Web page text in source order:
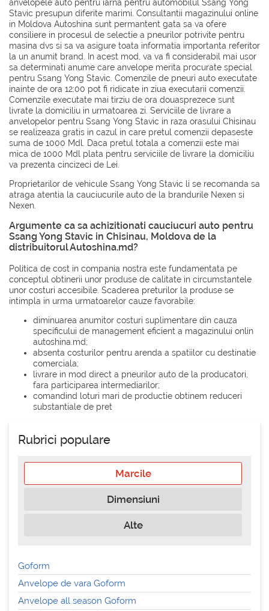
anvelopele auto pentru iarna pentru automobilul Ssang Yong
Stavic presupun diferite marimi. Consultantii magazinului online
in Moldova Autoshina sunt permantent gata sa va ofere
consiliere in procesul de selectie a pneurilor potrivite pentru
masina dvs si sa va asigure toata informatia importanta referitor
la un anumit brand. In acest mod, va va fi considerabil mai usor
sa determinati anume care anvelope merita procurate special
pentru Ssang Yong Stavic. Comenzile de pneuri auto executate
inainte de ora 12:00 pot fi ridicate in ziua executarii comenzii.
Comenzile executate mai tirziu de ora douasprezece sunt
livrate la domiciliu in urmatoarea zi. Serviciile de livrare a
anvelopelor pentru Ssang Yong Stavic in raza orasului Chisinau
se realizeaza gratis in cazul in care pretul comenzii depaseste
suma de 1000 Mdl. Daca pretul totala a comenzii este mai
mica de 1000 Mdl plata pentru serviciile de livrare la domiciliu
va prezenta cincizeci de Lei.
Proprietarilor de vehicule Ssang Yong Stavic li se recomanda sa
atraga atentia la cauciucurile auto de la brandurile Nexen si
Nexen
Argumente ca sa achizitionati cauciucuri auto pentru
Ssang Yong Stavic in Chisinau, Moldova de la
distribuitorul Autoshina.md?
Politica de cost in compania nostra este fundamentata pe
conceptul obtinerii unor produse de calitate in circumstantele
unor costuri accesibile. Scaderea preturilor la produse se
intimpla in urma urmatoarelor cauze favorabile:
diminuarea anumitor costuri suplimentare din cauza
specificului de management eficient a magazinului onlin
autoshina.md;
absenta costurilor pentru arenda a spatiilor cu destinatie
comerciala;
livrare in mod direct a pneurilor auto de la producatori,
fara participarea intermediarilor;
comandind loturi mari de productie obtinem reduceri
substantiale de pret
Rubrici populare
Marcile
Dimensiuni
Alte
Goform
Anvelope de vara Goform
Anvelope all season Goform